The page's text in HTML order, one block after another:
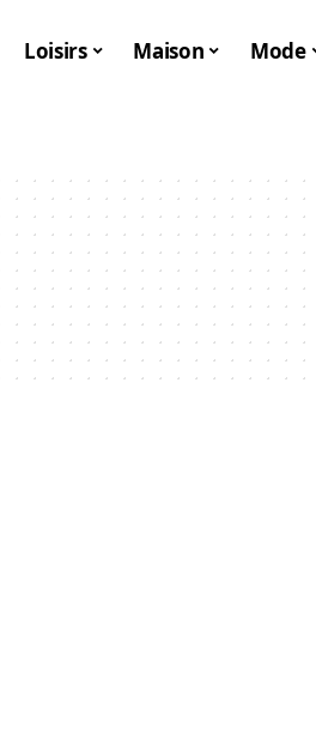
Loisirs Maison Mode